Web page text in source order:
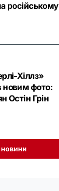
російському
Хіллз»
новим фото:
Остін Грін
новини